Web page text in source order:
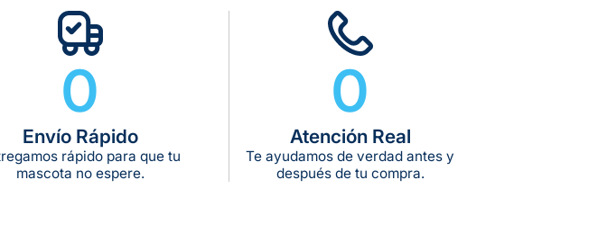
0
Envío Rápido
rápido para que tu
mascota no espere.
0
Atención Real
Te ayudamos de verdad antes y
después de tu compra.